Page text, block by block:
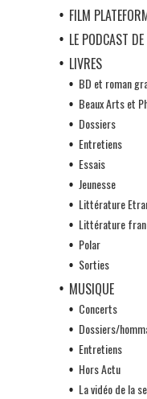
FILM
LE PODCAST
LIVRES
BD et roman
Beaux Arts et
Dossiers
Entretiens
Essais
Jeunesse
Littérature
Littérature
Polar
Sorties
MUSIQUE
Concerts
Dossiers/
Entretiens
Hors Actu
La vidéo de la